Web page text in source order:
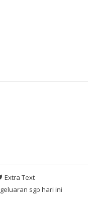
Extra Text
sgp hari ini